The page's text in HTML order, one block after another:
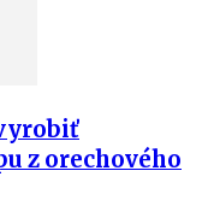
vyrobiť
z orechového